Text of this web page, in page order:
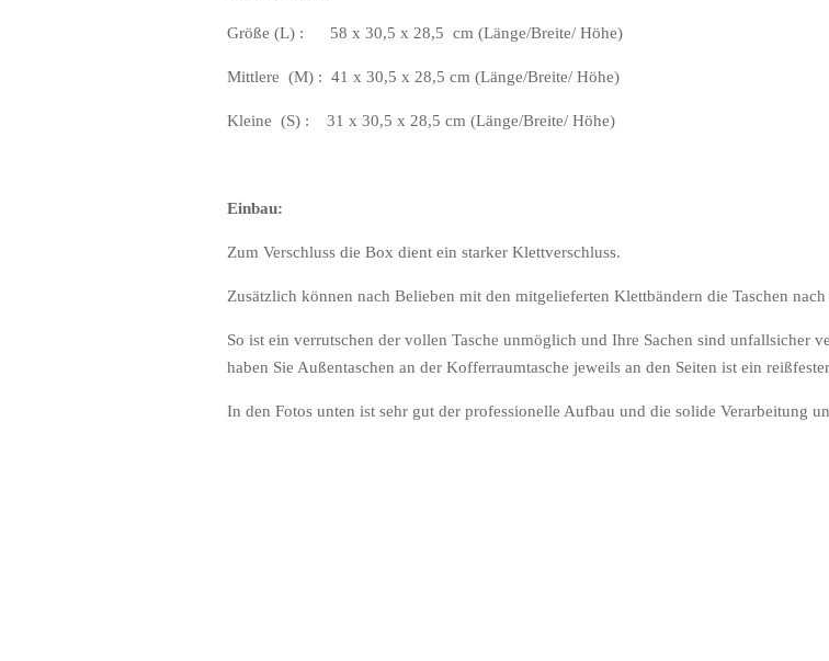
Größe (L) : 58 x 30,5 x 28,5 cm (Länge/Breite/ Höhe)
Mittlere (M) : 41 x 30,5 x 28,5 cm (Länge/Breite/ Höhe)
Kleine (S) : 31 x 30,5 x 28,5 cm (Länge/Breite/ Höhe)
Einbau:
Zum Verschluss die Box dient ein starker Klettverschluss.
Zusätzlich können nach Belieben mit den mitgelieferten Klettbändern die Taschen
So ist ein verrutschen der vollen Tasche unmöglich und Ihre Sachen sind unfallsicher
haben Sie Außentaschen an der Kofferraumtasche jeweils an den Seiten ist ein
In den Fotos unten ist sehr gut der professionelle Aufbau und die solide Verarbeitung